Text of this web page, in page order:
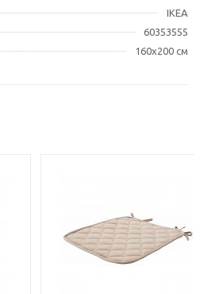
IKEA
60353555
160x200 см